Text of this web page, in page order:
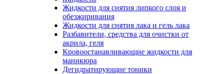
Жидкости для снятия липкого слоя и
обезжиривания
Жидкости для снятия лака и гель лака
Разбавители, средства для очистки от
акрила, геля
Кровоостанавливающие жидкости для
маникюра
Дегидратирующие тоники